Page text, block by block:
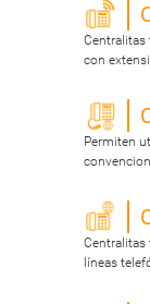
Centralitas
con
Permiten
Centralitas
líneas